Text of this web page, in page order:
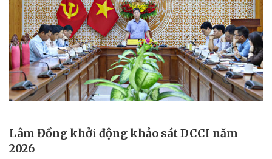
Lâm Đồng khởi động khảo sát DCCI năm
2026